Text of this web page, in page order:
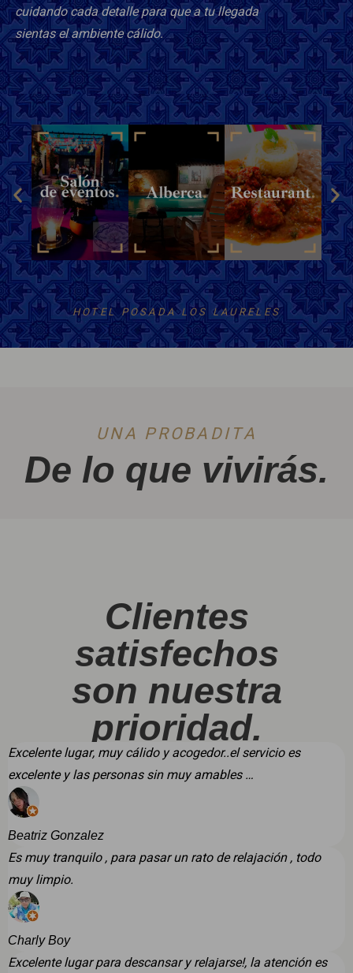
cuidando cada detalle para que a tu llegada
sientas el ambiente cálido.
HOTEL POSADA LOS LAURELES
UNA PROBADITA
De lo que vivirás.
Clientes
satisfechos
son nuestra
prioridad.
Excelente lugar, muy cálido y acogedor..el servicio es
excelente y las personas sin muy amables …
Beatriz Gonzalez
Es muy tranquilo , para pasar un rato de relajación , todo
muy limpio.
Charly Boy
Excelente lugar para descansar y relajarse!, la atención es